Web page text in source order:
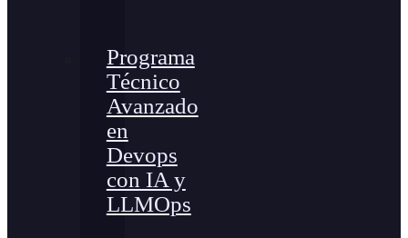
Programa
Técnico
Avanzado
en
Devops
con IA y
LLMOps